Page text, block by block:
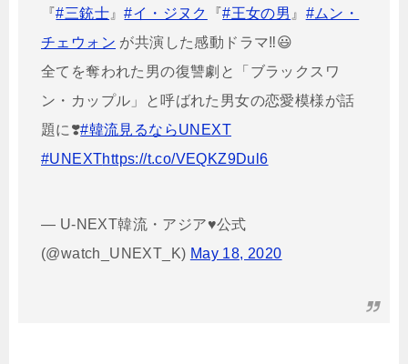
『#三銃士 』#イ・ジヌク 『#王女の男 』 #ムン・
チェウォン が共演した感動ドラマ‼️😃
全てを奪われた男の復讐劇と「ブラックスワ
ン・カップル」と呼ばれた男女の恋愛模様が話
題に❣️#韓流見るならUNEXT
#UNEXThttps://t.co/VEQKZ9Dul6
— U-NEXT韓流・アジア♥公式
(@watch_UNEXT_K) May 18, 2020